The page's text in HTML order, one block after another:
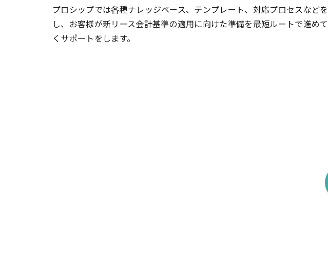
プロシップでは各種ナレッジベース、テンプレート、対応プロセスなど
し、お客様が新リース会計基準の適用に向けた準備を最短ルートで進め
くサポートをします。